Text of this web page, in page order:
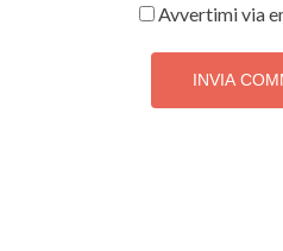
Avvertimi via